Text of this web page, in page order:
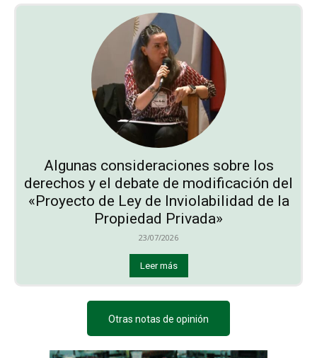
Algunas consideraciones sobre los
derechos y el debate de modificación del
«Proyecto de Ley de Inviolabilidad de la
Propiedad Privada»
23/07/2026
Leer más
Otras notas de opinión